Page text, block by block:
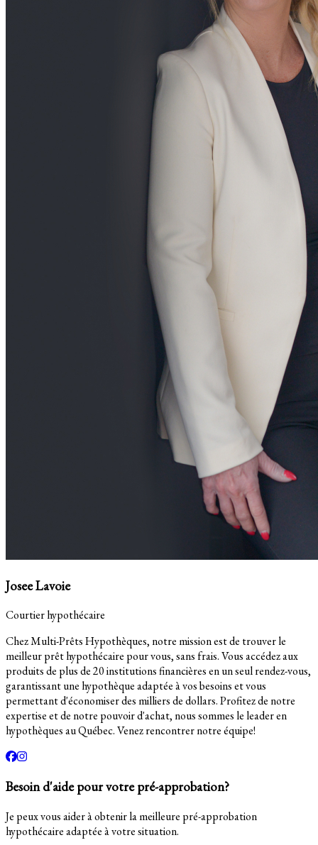
Josee Lavoie
Courtier hypothécaire
Chez Multi-Prêts Hypothèques, notre mission est de trouver le
meilleur prêt hypothécaire pour vous, sans frais. Vous accédez aux
produits de plus de 20 institutions financières en un seul rendez-vous,
garantissant une hypothèque adaptée à vos besoins et vous
permettant d'économiser des milliers de dollars. Profitez de notre
expertise et de notre pouvoir d'achat, nous sommes le leader en
hypothèques au Québec. Venez rencontrer notre équipe!
Besoin d'aide pour votre pré-approbation?
Je peux vous aider à obtenir la meilleure pré-approbation
hypothécaire adaptée à votre situation.